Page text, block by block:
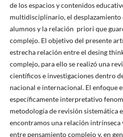
de los espacios y contenidos
multidisciplinario, el desplazamiento
alumnos y la relación priori que
complejo. El objetivo del presente
estrecha relación entre el desing
complejo, para ello se realizó una
científicos e investigaciones dentro
nacional e internacional. El enfoque
específicamente interpretativo
metodología de revisión sistemática
encontramos una relación
entre pensamiento complejo y, en